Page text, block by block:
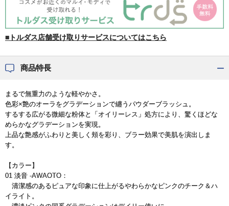
■トルダス店舗受け取りサービスについてはこちら
商品特長
まるで無重力のような軽やかさ。
色彩×艶のオーラをグラデーションで纏うパウダーブラッシュ。
するする広がる微細な粉体と「オイリーレス」処方により、驚くほどな
めらかなグラデーションを実現。
上品な艶感がふわりと美しく頬を彩り、ブラー効果で美肌を演出しま
す。
【カラー】
01 淡音 -AWAOTO：
清潔感のあるピュアな印象に仕上がるやわらかなピンクのチーク＆ハ
イライト。